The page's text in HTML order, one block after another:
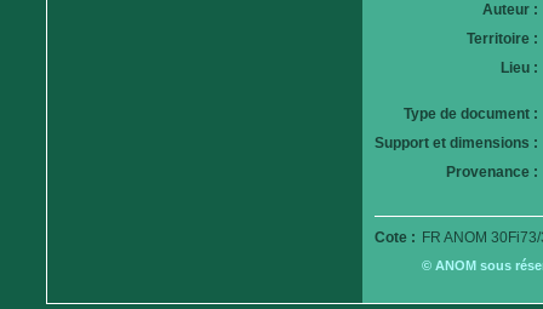
Auteur :
Territoire :
Lieu :
Type de document :
Support et dimensions :
Provenance :
Cote : FR ANOM
© ANOM sous